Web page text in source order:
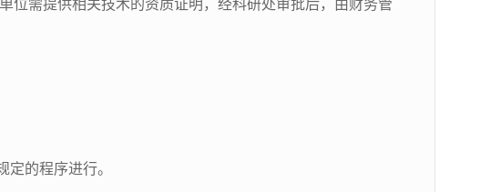
位需提供相关技术的资质证明，经科研处审批后，由财务管
的程序进行。